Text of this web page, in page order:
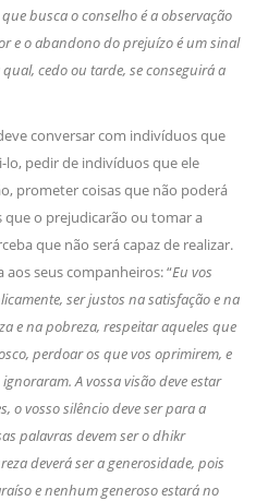
busca o conselho é a observação
e o abandono do prejuízo é um sinal
cedo ou tarde, se conseguirá a
conversar com indivíduos que
pedir de indivíduos que ele
prometer coisas que não poderá
que o prejudicarão ou tomar a
que não será capaz de realizar.
aos seus companheiros: “Eu vos
ser justos na satisfação e na
e na pobreza, respeitar aqueles que
perdoar os que vos oprimirem, e
A vossa visão deve estar
o vosso silêncio deve ser para a
palavras devem ser o dhikr
deverá ser a generosidade, pois
e nenhum generoso estará no